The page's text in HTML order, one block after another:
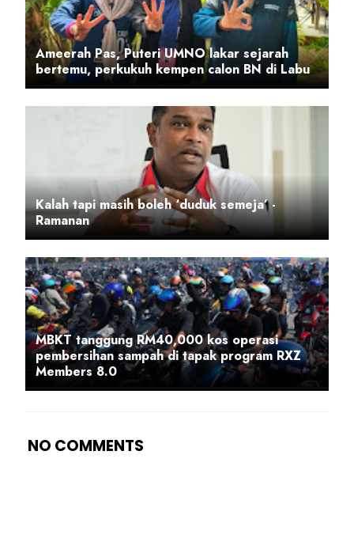
Ameerah Pas, Puteri UMNO lakar sejarah
bertemu, perkukuh kempen calon BN di Labu
Kalah tapi masih boleh ‘duduk semeja’ -
Ramanan
MBKT tanggung RM40,000 kos operasi
pembersihan sampah di tapak program RXZ
Members 8.0
NO COMMENTS